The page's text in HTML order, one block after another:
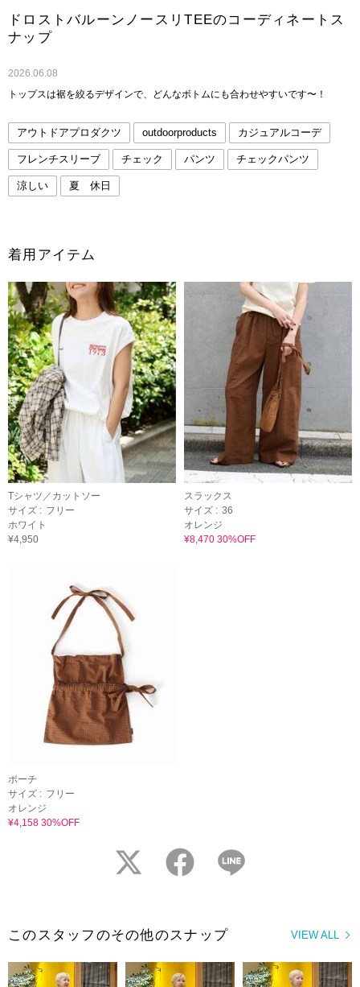
ドロストバルーンノースリTEEのコーディネートス
ナップ
2026.06.08
トップスは裾を絞るデザインで、どんなボトムにも合わせやすいです〜！
アウトドアプロダクツ outdoorproducts カジュアルコーデ
フレンチスリーブ チェック パンツ チェックパンツ
涼しい 夏 休日
着用アイテム
Tシャツ／カットソー
サイズ : フリー
ホワイト
¥4,950
スラックス
サイズ : 36
オレンジ
¥8,470 30%OFF
ポーチ
サイズ : フリー
オレンジ
¥4,158 30%OFF
twitter facebook
VIEW ALL
このスタッフのその他のスナップ